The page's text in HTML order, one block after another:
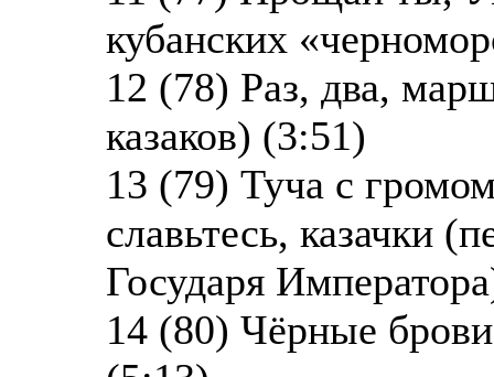
кубанских
12 (78) Раз, два,
казаков) (3:51)
13 (79) Туча с
славьтесь, казачки
Государя
14 (80) Чёрные